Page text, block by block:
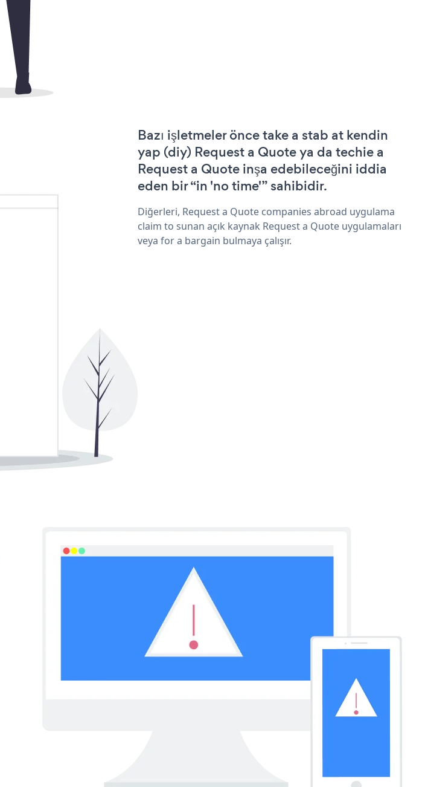
Bazı işletmeler önce take a stab at kendin
yap (diy) Request a Quote ya da techie a
Request a Quote inşa edebileceğini iddia
eden bir “in 'no time'” sahibidir.
Diğerleri, Request a Quote companies abroad uygulama
claim to sunan açık kaynak Request a Quote uygulamaları
veya for a bargain bulmaya çalışır.